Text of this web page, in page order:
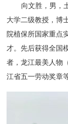
向文胜，男，
大学二级教授，博
院植保所国家重点
才。先后获得全国
者，龙江最美人物
江省五一劳动奖章